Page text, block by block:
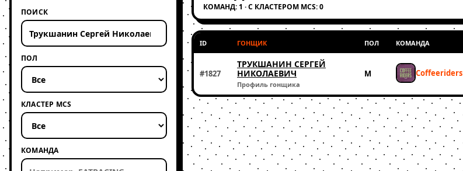
ПОИСК
ПОЛ
КЛАСТЕР MCS
КОМАНДА
КОМАНД: 1 · С КЛАСТЕРОМ MCS: 0
ID ГОНЩИК ПОЛ КОМАНДА
#1827
ТРУКШАНИН СЕРГЕЙ
НИКОЛАЕВИЧ
Профиль гонщика
М Coffeeriders